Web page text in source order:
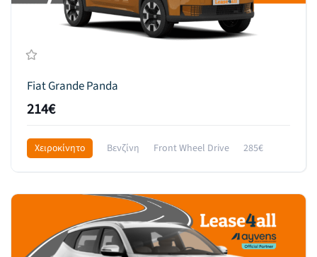
Fiat Grande Panda
214€
Χειροκίνητο Βενζίνη Front Wheel Drive 285€